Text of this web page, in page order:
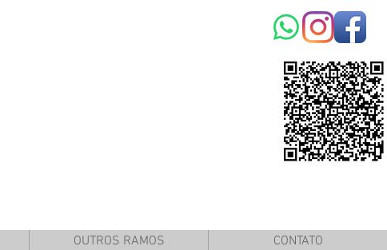
OUTROS RAMOS CONTATO